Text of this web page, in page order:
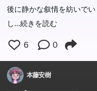
後に静かな叙情を紡いで
し...続きを読む
6 0
本藤安樹